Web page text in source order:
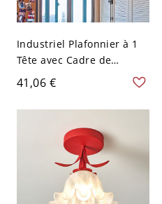
Industriel Plafonnier à 1
Tête avec Cadre de
Cylindre Hexagonal en
Cuivre Rouge Métallique
Montage Semi-Encastré
Intérieur - Cuivre Rouge
110 V-120 V
41,06 €